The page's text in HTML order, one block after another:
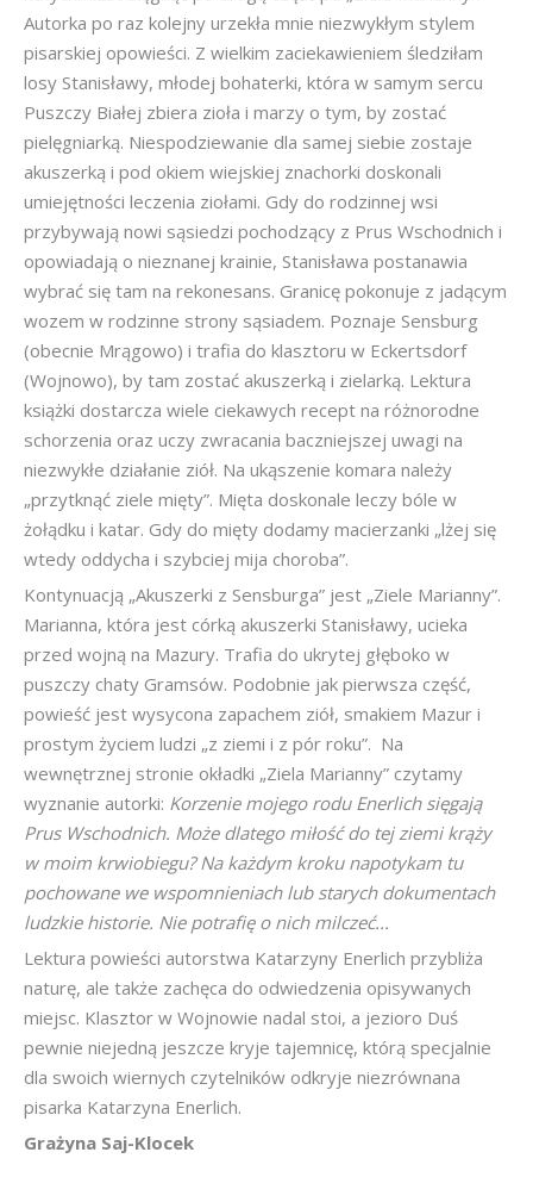
Autorka po raz kolejny urzekła mnie niezwykłym stylem
pisarskiej opowieści. Z wielkim zaciekawieniem śledziłam
losy Stanisławy, młodej bohaterki, która w samym sercu
Puszczy Białej zbiera zioła i marzy o tym, by zostać
pielęgniarką. Niespodziewanie dla samej siebie zostaje
akuszerką i pod okiem wiejskiej znachorki doskonali
umiejętności leczenia ziołami. Gdy do rodzinnej wsi
przybywają nowi sąsiedzi pochodzący z Prus Wschodnich i
opowiadają o nieznanej krainie, Stanisława postanawia
wybrać się tam na rekonesans. Granicę pokonuje z jadącym
wozem w rodzinne strony sąsiadem. Poznaje Sensburg
(obecnie Mrągowo) i trafia do klasztoru w Eckertsdorf
(Wojnowo), by tam zostać akuszerką i zielarką. Lektura
książki dostarcza wiele ciekawych recept na różnorodne
schorzenia oraz uczy zwracania baczniejszej uwagi na
niezwykłe działanie ziół. Na ukąszenie komara należy
„przytknąć ziele mięty”. Mięta doskonale leczy bóle w
żołądku i katar. Gdy do mięty dodamy macierzanki „lżej się
wtedy oddycha i szybciej mija choroba”.
Kontynuacją „Akuszerki z Sensburga” jest „Ziele Marianny”.
Marianna, która jest córką akuszerki Stanisławy, ucieka
przed wojną na Mazury. Trafia do ukrytej głęboko w
puszczy chaty Gramsów. Podobnie jak pierwsza część,
powieść jest wysycona zapachem ziół, smakiem Mazur i
prostym życiem ludzi „z ziemi i z pór roku”. Na
wewnętrznej stronie okładki „Ziela Marianny” czytamy
wyznanie autorki: Korzenie mojego rodu Enerlich sięgają
Prus Wschodnich. Może dlatego miłość do tej ziemi krąży
w moim krwiobiegu? Na każdym kroku napotykam tu
pochowane we wspomnieniach lub starych dokumentach
ludzkie historie. Nie potrafię o nich milczeć...
Lektura powieści autorstwa Katarzyny Enerlich przybliża
naturę, ale także zachęca do odwiedzenia opisywanych
miejsc. Klasztor w Wojnowie nadal stoi, a jezioro Duś
pewnie niejedną jeszcze kryje tajemnicę, którą specjalnie
dla swoich wiernych czytelników odkryje niezrównana
pisarka Katarzyna Enerlich.
Grażyna Saj-Klocek